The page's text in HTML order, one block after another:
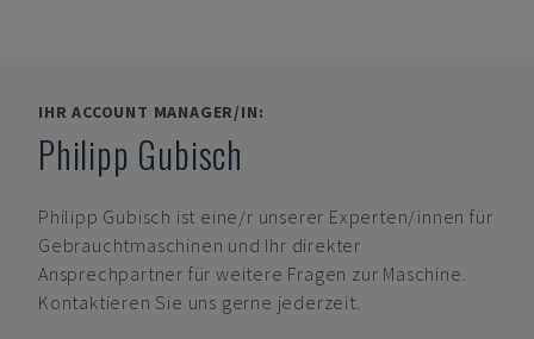
IHR ACCOUNT MANAGER/IN:
Philipp Gubisch
Philipp Gubisch ist eine/r unserer Experten/innen für
Gebrauchtmaschinen und Ihr direkter
Ansprechpartner für weitere Fragen zur Maschine.
Kontaktieren Sie uns gerne jederzeit.